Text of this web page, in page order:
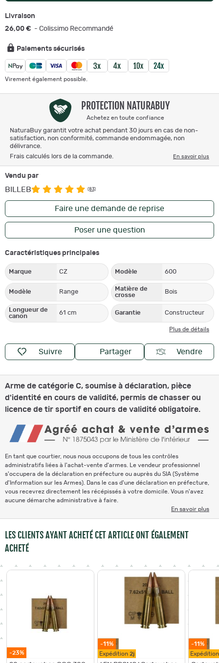
Livraison
26,00 € - Colissimo Recommandé
Paiements sécurisés
Virement également possible.
PROTECTION NATURABUY
Achetez en toute confiance
NaturaBuy garantit votre achat pendant 30 jours en cas de non-
satisfaction, non conformité, commande endommagée, non
délivrance.
Frais calculés lors de la commande.
En savoir plus
Vendu par
BILLEB (83)
Faire une demande de reprise
Poser une question
Caractéristiques principales
Marque CZ Modèle 600
Modèle Range
Matière de
crosse
Bois
Longueur de
canon
61 cm Garantie Constructeur
Plus de détails
Suivre Partager Vendre
Arme de catégorie C, soumise à déclaration, pièce
d'identité en cours de validité, permis de chasser ou
licence de tir sportif en cours de validité obligatoire.
En tant que courtier, nous nous occupons de tous les contrôles
administratifs liées à l'achat-vente d'armes. Le vendeur professionnel
s'occupera de la déclaration en préfecture ou auprès du SIA (Système
d'Information sur les Armes). Dans le cas d'une déclaration en préfecture,
vous recevrez directement les récépissés à votre domicile. Vous n'avez
aucune démarche administrative à faire.
En savoir plus
LES CLIENTS AYANT ACHETÉ CET ARTICLE ONT ÉGALEMENT
ACHETÉ
-23%
-11%
Expédition 2j
-11%